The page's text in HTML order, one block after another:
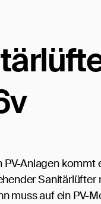
Anlagen kommt
Sanitärlüfter
muss auf ein PV-